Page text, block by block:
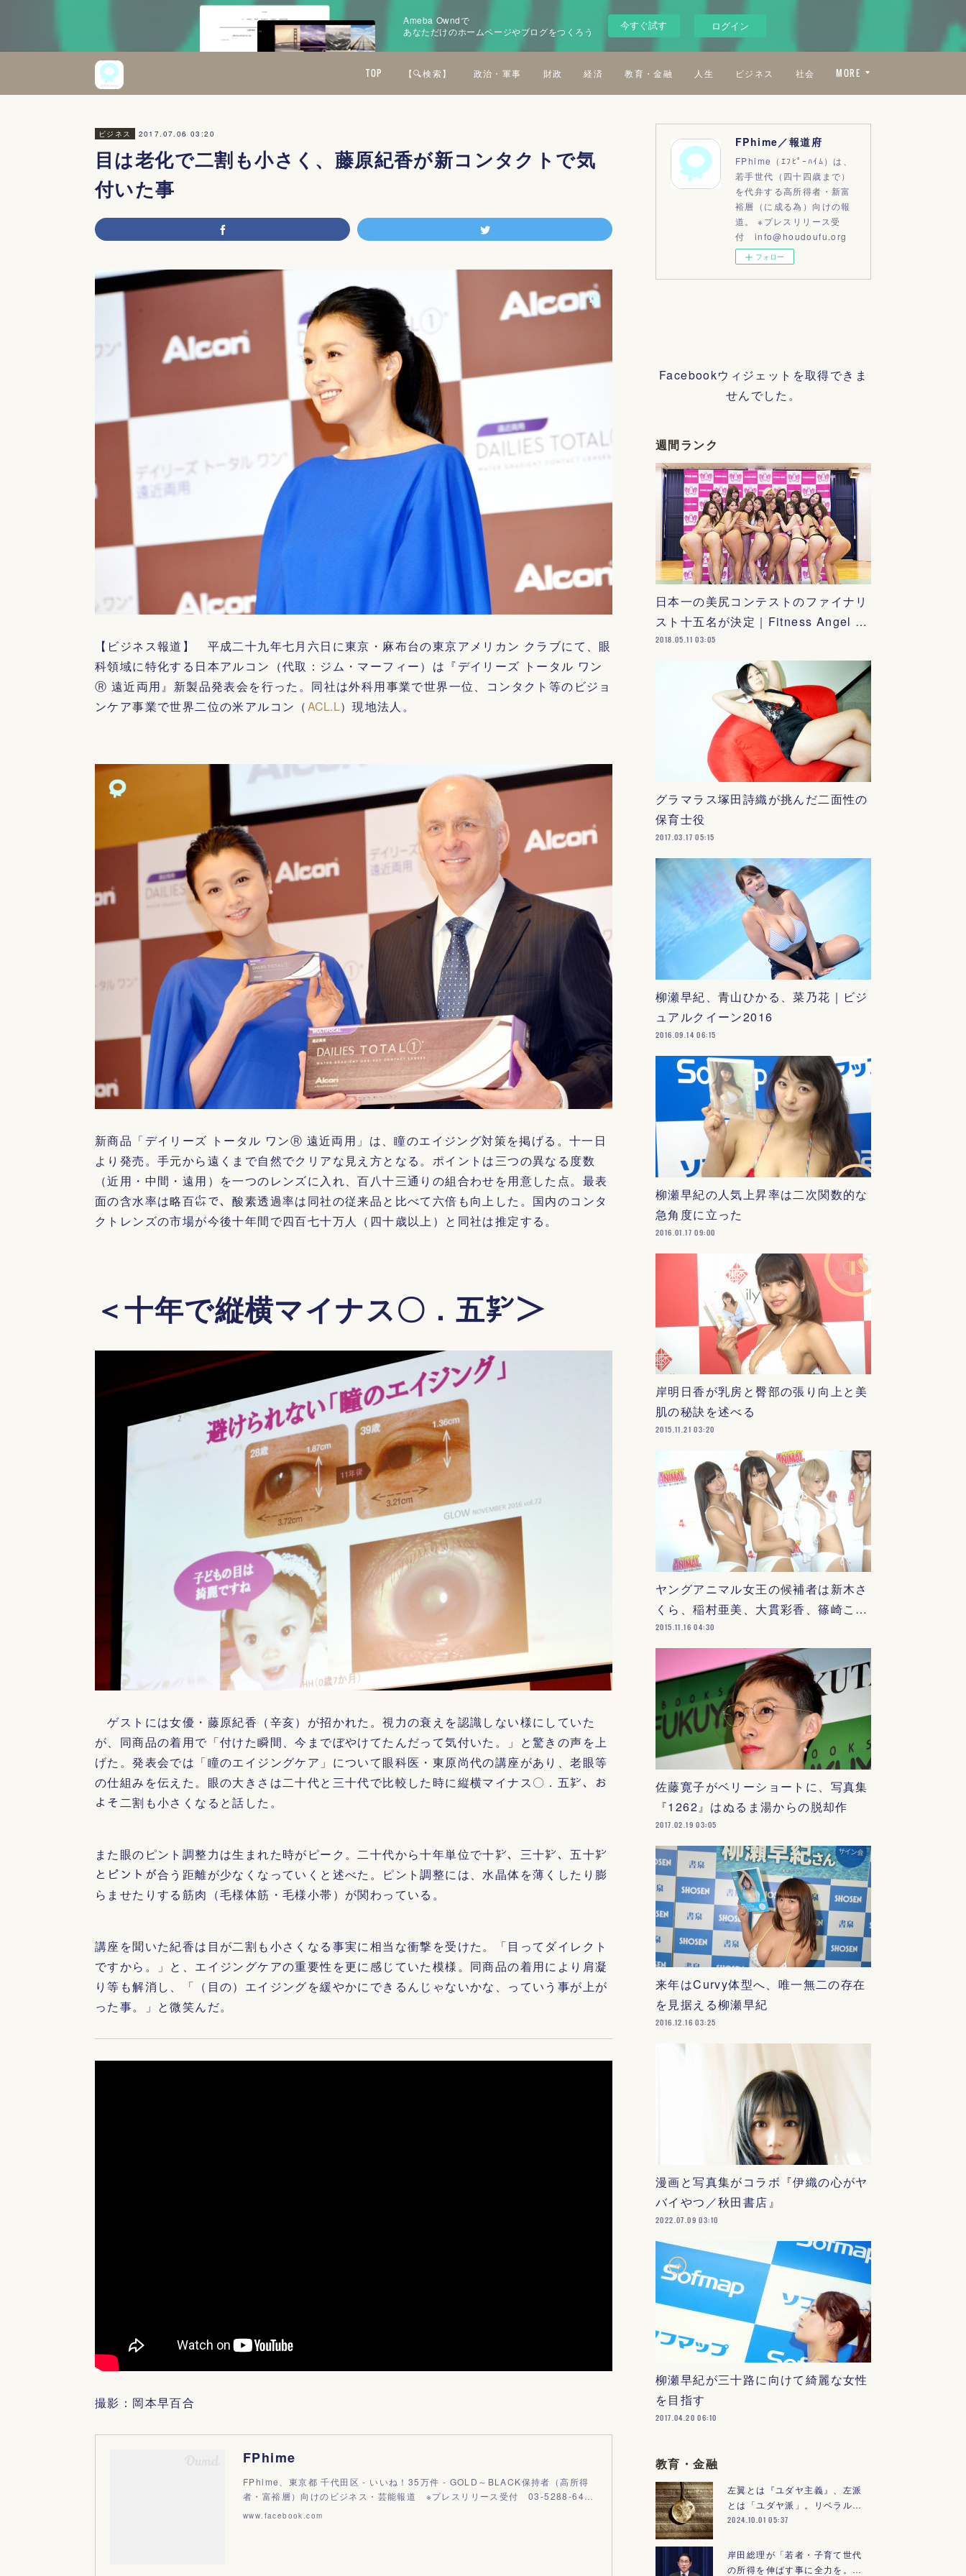
Ameba Owndで
あなただけのホームページやブログをつくろう
今すぐ試す ログイン
TOP 【🔍検索】 政治・軍事 財政 経済 教育・金融 人生 ビジネス 社会 MORE
ビジネス 2017.07.06 03:20
目は老化で二割も小さく、藤原紀香が新コンタクトで気
付いた事
【ビジネス報道】 平成二十九年七月六日に東京・麻布台の東京アメリカン クラブにて、眼
科領域に特化する日本アルコン（代取：ジム・マーフィー）は『デイリーズ トータル ワン
Ⓡ 遠近両用』新製品発表会を行った。同社は外科用事業で世界一位、コンタクト等のビジョ
ンケア事業で世界二位の米アルコン（ACL.L）現地法人。
新商品「デイリーズ トータル ワンⓇ 遠近両用」は、瞳のエイジング対策を掲げる。十一日
より発売。手元から遠くまで自然でクリアな見え方となる。ポイントは三つの異なる度数
（近用・中間・遠用）を一つのレンズに入れ、百八十三通りの組合わせを用意した点。最表
面の含水率は略百㌫で、酸素透過率は同社の従来品と比べて六倍も向上した。国内のコンタ
クトレンズの市場が今後十年間で四百七十万人（四十歳以上）と同社は推定する。
＜十年で縦横マイナス〇．五㌢＞
ゲストには女優・藤原紀香（辛亥）が招かれた。視力の衰えを認識しない様にしていた
が、同商品の着用で「付けた瞬間、今までぼやけてたんだって気付いた。」と驚きの声を上
げた。発表会では「瞳のエイジングケア」について眼科医・東原尚代の講座があり、老眼等
の仕組みを伝えた。眼の大きさは二十代と三十代で比較した時に縦横マイナス〇．五㌢、お
よそ二割も小さくなると話した。
また眼のピント調整力は生まれた時がピーク。二十代から十年単位で十㌢、三十㌢、五十㌢
とピントが合う距離が少なくなっていくと述べた。ピント調整には、水晶体を薄くしたり膨
らませたりする筋肉（毛様体筋・毛様小帯）が関わっている。
講座を聞いた紀香は目が二割も小さくなる事実に相当な衝撃を受けた。「目ってダイレクト
ですから。」と、エイジングケアの重要性を更に感じていた模様。同商品の着用により肩凝
り等も解消し、「（目の）エイジングを緩やかにできるんじゃないかな、っていう事が上が
った事。」と微笑んだ。
撮影：岡本早百合
FPhime
FPhime、東京都 千代田区 - いいね！35万件 - GOLD～BLACK保持者（高所得
者・富裕層）向けのビジネス・芸能報道 ※プレスリリース受付 03-5288-64…
www.facebook.com
FPhime／報道府
FPhime（ｴﾌﾋﾟｰﾊｲﾑ）は、
若手世代（四十四歳まで）
を代弁する高所得者・新富
裕層（に成る為）向けの報
道。 ※プレスリリース受
付 info@houdoufu.org
フォロー
Facebookウィジェットを取得できま
せんでした。
週間ランク
日本一の美尻コンテストのファイナリ
スト十五名が決定｜Fitness Angel …
2018.05.11 03:05
グラマラス塚田詩織が挑んだ二面性の
保育士役
2017.03.17 05:15
柳瀬早紀、青山ひかる、菜乃花｜ビジ
ュアルクイーン2016
2016.09.14 06:15
柳瀬早紀の人気上昇率は二次関数的な
急角度に立った
2016.01.17 09:00
岸明日香が乳房と臀部の張り向上と美
肌の秘訣を述べる
2015.11.21 03:20
ヤングアニマル女王の候補者は新木さ
くら、稲村亜美、大貫彩香、篠崎こ…
2015.11.16 04:30
佐藤寛子がベリーショートに、写真集
『1262』はぬるま湯からの脱却作
2017.02.19 03:05
来年はCurvy体型へ、唯一無二の存在
を見据える柳瀬早紀
2016.12.16 03:25
漫画と写真集がコラボ『伊織の心がヤ
バイやつ／秋田書店』
2022.07.09 03:10
柳瀬早紀が三十路に向けて綺麗な女性
を目指す
2017.04.20 06:10
教育・金融
左翼とは『ユダヤ主義』、左派
とは「ユダヤ派」。リベラル…
2024.10.01 05:37
岸田総理が「若者・子育て世代
の所得を伸ばす事に全力を。…